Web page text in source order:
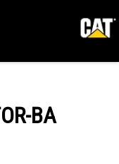
BA